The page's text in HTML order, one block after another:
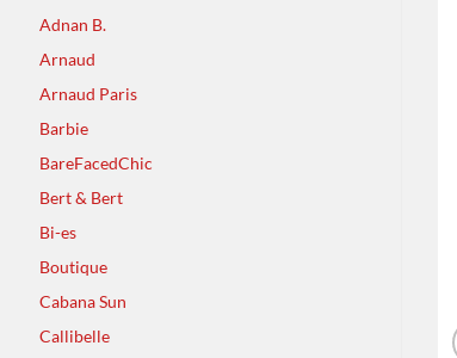
Adnan B.
Arnaud
Arnaud Paris
Barbie
BareFacedChic
Bert & Bert
Bi-es
Boutique
Cabana Sun
Callibelle